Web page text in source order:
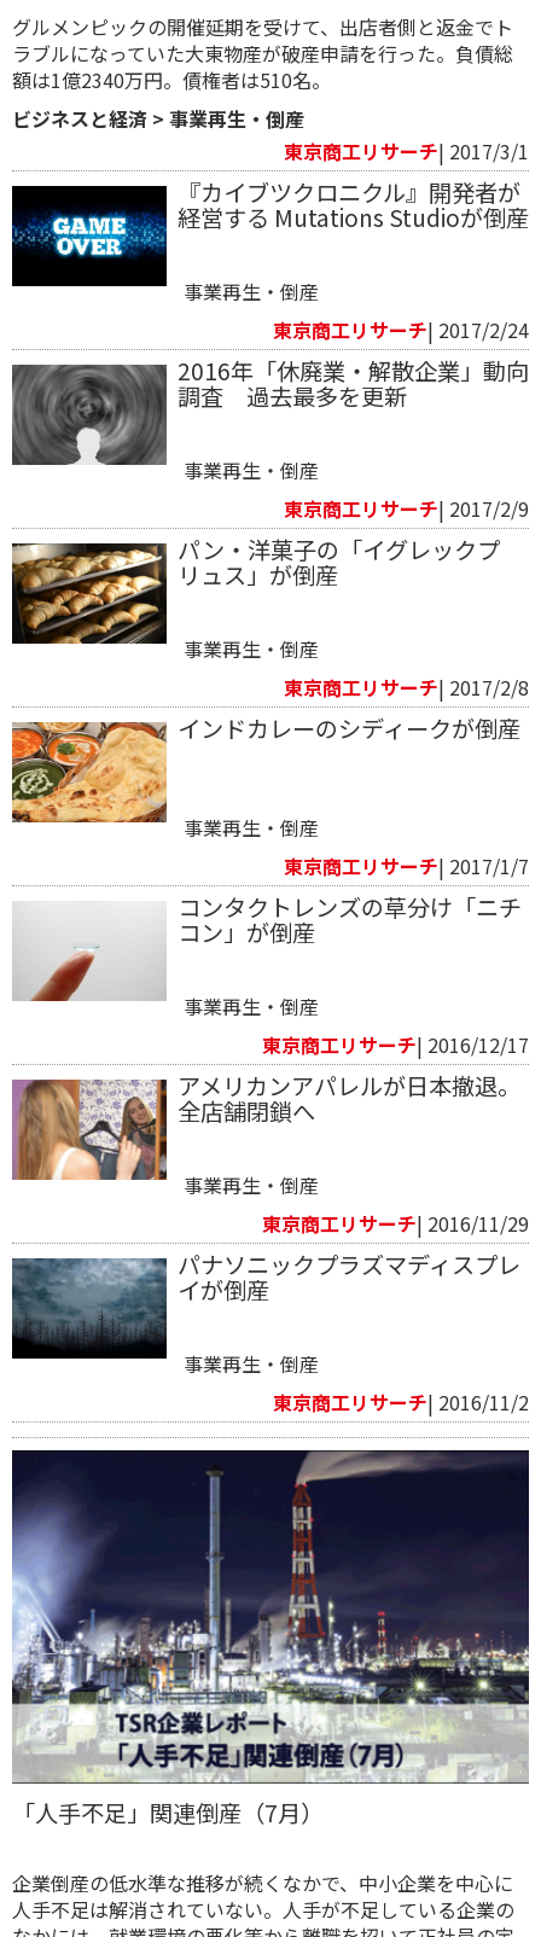
グルメンピックの開催延期を受けて、出店者側と返金でト
ラブルになっていた大東物産が破産申請を行った。負債総
額は1億2340万円。債権者は510名。
ビジネスと経済 > 事業再生・倒産
東京商工リサーチ| 2017/3/1
『カイブツクロニクル』開発者が
経営する Mutations Studioが倒産
事業再生・倒産
東京商工リサーチ| 2017/2/24
2016年「休廃業・解散企業」動向
調査 過去最多を更新
事業再生・倒産
東京商工リサーチ| 2017/2/9
パン・洋菓子の「イグレックプ
リュス」が倒産
事業再生・倒産
東京商工リサーチ| 2017/2/8
インドカレーのシディークが倒産
事業再生・倒産
東京商工リサーチ| 2017/1/7
コンタクトレンズの草分け「ニチ
コン」が倒産
事業再生・倒産
東京商工リサーチ| 2016/12/17
アメリカンアパレルが日本撤退。
全店舗閉鎖へ
事業再生・倒産
東京商工リサーチ| 2016/11/29
パナソニックプラズマディスプレ
イが倒産
事業再生・倒産
東京商工リサーチ| 2016/11/2
「人手不足」関連倒産（7月）
企業倒産の低水準な推移が続くなかで、中小企業を中心に
人手不足は解消されていない。人手が不足している企業の